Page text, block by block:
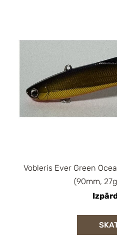
Vobleris Ever Green
(90mm,